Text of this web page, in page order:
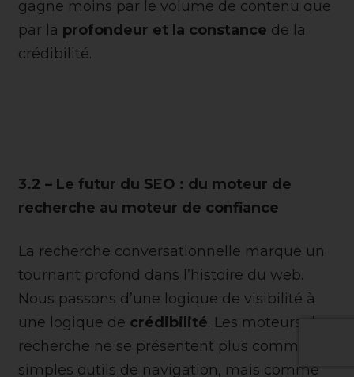
gagne moins par le volume de contenu que
par la profondeur et la constance de la
crédibilité.
3.2 – Le futur du SEO : du moteur de
recherche au moteur de confiance
La recherche conversationnelle marque un
tournant profond dans l’histoire du web.
Nous passons d’une logique de visibilité à
une logique de crédibilité. Les moteurs de
recherche ne se présentent plus comme de
simples outils de navigation, mais comme